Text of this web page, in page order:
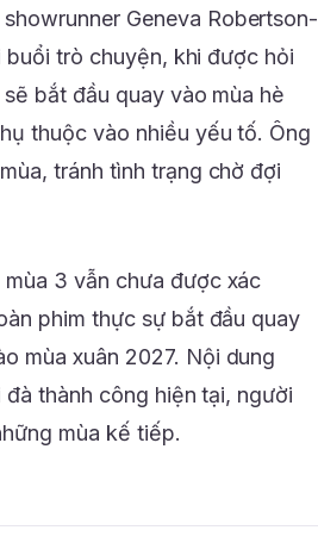
Geneva Robertson-
buổi trò chuyện, khi được hỏi
bắt đầu quay vào mùa hè
thuộc vào nhiều yếu tố. Ông
tránh tình trạng chờ đợi
3 vẫn chưa được xác
phim thực sự bắt đầu quay
mùa xuân 2027. Nội dung
thành công hiện tại, người
mùa kế tiếp.